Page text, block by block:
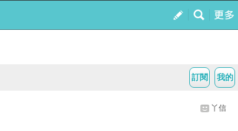
我的
訂閱
丫信